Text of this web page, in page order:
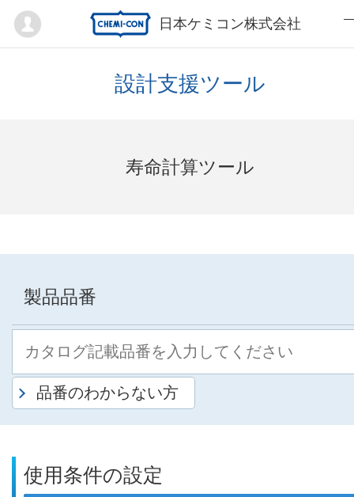
日本ケミコン株式会社
Mypage
設計支援ツール
寿命計算ツール
製品品番
品番のわからない方
使用条件の設定